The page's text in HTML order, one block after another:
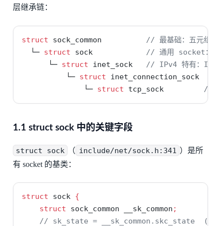
层继承链：
struct sock_common
// 最基础：五元组、
  └─
struct sock
// 通用 socket：缓
      └─
struct inet_sock
// IPv4 特有：IP
          └─
struct inet_connection_sock
              └─
struct tcp_sock //
1.1 struct sock 中的关键字段
struct sock （ include/net/sock.h:341 ）是所
有 socket 的基类：
struct sock {
struct sock_common __sk_common ;
// sk_state = __sk_common.skc_state  (行